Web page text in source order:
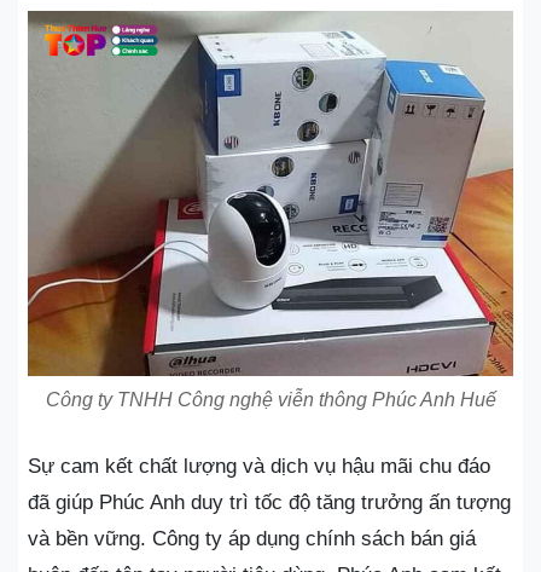
Công ty TNHH Công nghệ viễn thông Phúc Anh Huế
Sự cam kết chất lượng và dịch vụ hậu mãi chu đáo
đã giúp Phúc Anh duy trì tốc độ tăng trưởng ấn tượng
và bền vững. Công ty áp dụng chính sách bán giá